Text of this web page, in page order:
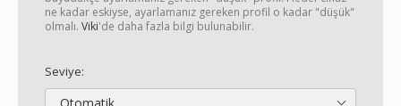
ne kadar eskiyse, ayarlamanız gereken profil o kadar "düşük"
olmalı. Viki'de daha fazla bilgi bulunabilir.
Seviye: